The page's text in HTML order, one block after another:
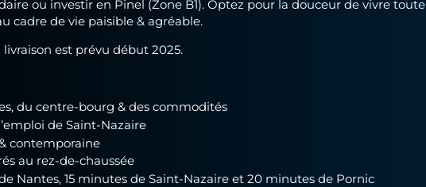
ou investir en Pinel (Zone B1). Optez pour la douceur de vivre toute
cadre de vie paisible & agréable.
est prévu début 2025.
du centre-bourg & des commodités
de Saint-Nazaire
contemporaine
au rez-de-chaussée
Nantes, 15 minutes de Saint-Nazaire et 20 minutes de Pornic